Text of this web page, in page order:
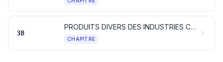
38
PRODUITS DIVERS DES INDUSTRIES CHIMIQUES
CHAPITRE